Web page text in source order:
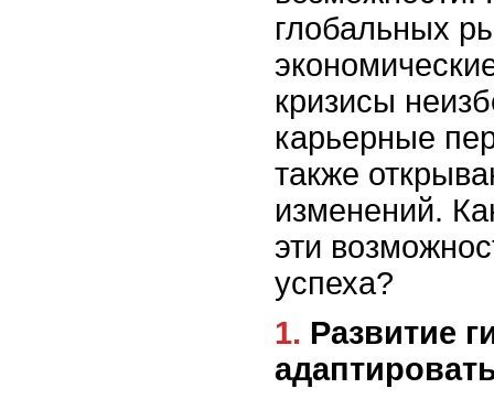
глобальных
кризисы
карьерные
также
изменений.
эти
успеха?
1. Развитие гибкости и умение